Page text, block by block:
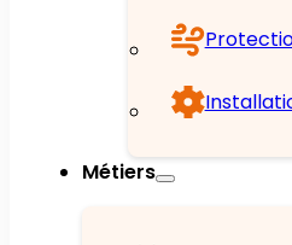
Métiers